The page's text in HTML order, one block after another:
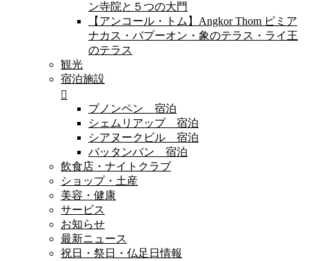
ン寺院と５つの大門
【アンコール・トム】Angkor Thom ピミア
ナカス・バプーオン・象のテラス・ライ王
のテラス
観光
宿泊施設
プノンペン 宿泊
シェムリアップ 宿泊
シアヌークビル 宿泊
バッタンバン 宿泊
飲食店・ナイトクラブ
ショップ・土産
美容・健康
サービス
お知らせ
最新ニュース
祝日・祭日・仏足日情報